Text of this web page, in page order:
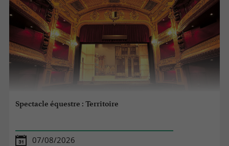
Spectacle équestre : Territoire
07/08/2026